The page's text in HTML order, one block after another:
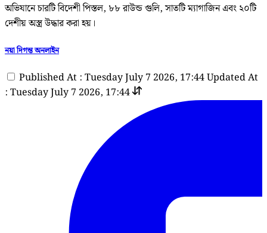
অভিযানে চারটি বিদেশী পিস্তল, ৮৮ রাউন্ড গুলি, সাতটি ম্যাগাজিন এবং ২০টি
দেশীয় অস্ত্র উদ্ধার করা হয়।
নয়া দিগন্ত অনলাইন
Published At : Tuesday July 7 2026, 17:44Updated At
: Tuesday July 7 2026, 17:44